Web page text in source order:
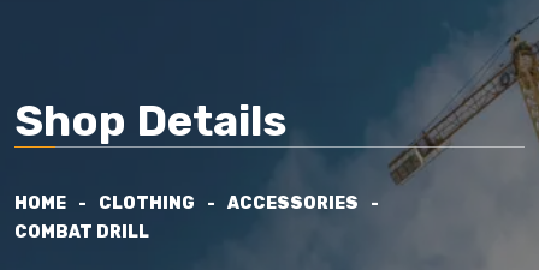
Shop Details
HOME CLOTHING
ACCESSORIES
COMBAT DRILL